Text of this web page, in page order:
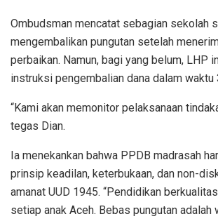
Ombudsman mencatat sebagian sekolah
mengembalikan pungutan setelah
perbaikan. Namun, bagi yang belum, LHP
instruksi pengembalian dana dalam waktu
“Kami akan memonitor pelaksanaan
tegas Dian.
Ia menekankan bahwa PPDB madrasah
prinsip keadilan, keterbukaan, dan non-
amanat UUD 1945. “Pendidikan
setiap anak Aceh. Bebas pungutan adalah